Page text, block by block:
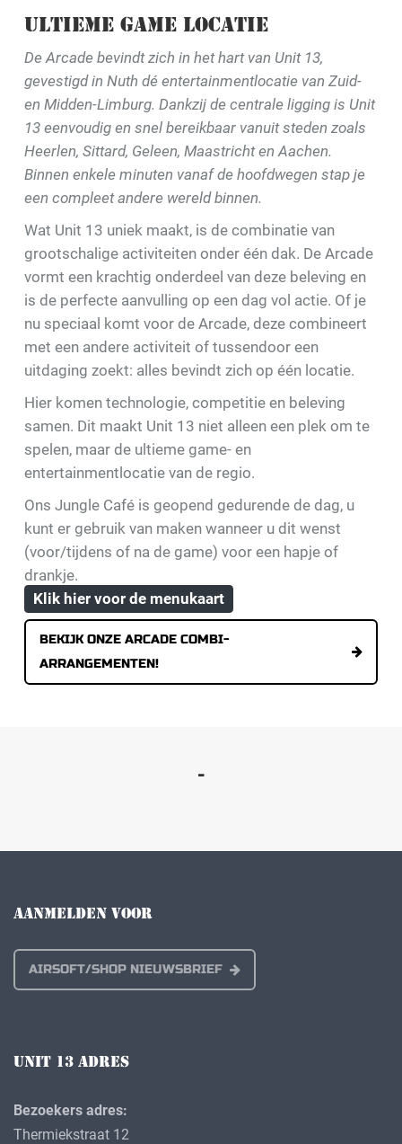
ULTIEME GAME LOCATIE
De Arcade bevindt zich in het hart van Unit 13,
gevestigd in Nuth dé entertainmentlocatie van Zuid-
en Midden-Limburg. Dankzij de centrale ligging is Unit
13 eenvoudig en snel bereikbaar vanuit steden zoals
Heerlen, Sittard, Geleen, Maastricht en Aachen.
Binnen enkele minuten vanaf de hoofdwegen stap je
een compleet andere wereld binnen.
Wat Unit 13 uniek maakt, is de combinatie van
grootschalige activiteiten onder één dak. De Arcade
vormt een krachtig onderdeel van deze beleving en
is de perfecte aanvulling op een dag vol actie. Of je
nu speciaal komt voor de Arcade, deze combineert
met een andere activiteit of tussendoor een
uitdaging zoekt: alles bevindt zich op één locatie.
Hier komen technologie, competitie en beleving
samen. Dit maakt Unit 13 niet alleen een plek om te
spelen, maar de ultieme game- en
entertainmentlocatie van de regio.
Ons Jungle Café is geopend gedurende de dag, u
kunt er gebruik van maken wanneer u dit wenst
(voor/tijdens of na de game) voor een hapje of
drankje.
Klik hier voor de menukaart
BEKIJK ONZE ARCADE COMBI-
ARRANGEMENTEN!
-
AANMELDEN VOOR
AIRSOFT/SHOP NIEUWSBRIEF
UNIT 13 ADRES
Bezoekers adres:
Thermiekstraat 12